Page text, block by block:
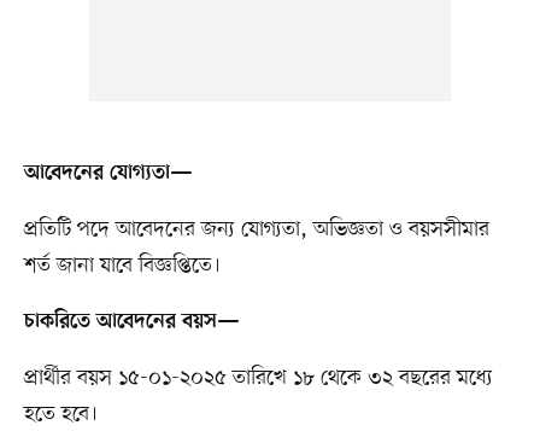
আবেদনের যোগ্যতা—
প্রতিটি পদে আবেদনের জন্য যোগ্যতা, অভিজ্ঞতা ও বয়সসীমার
শর্ত জানা যাবে বিজ্ঞপ্তিতে।
চাকরিতে আবেদনের বয়স—
প্রার্থীর বয়স ১৫-০১-২০২৫ তারিখে ১৮ থেকে ৩২ বছরের মধ্যে
হতে হবে।